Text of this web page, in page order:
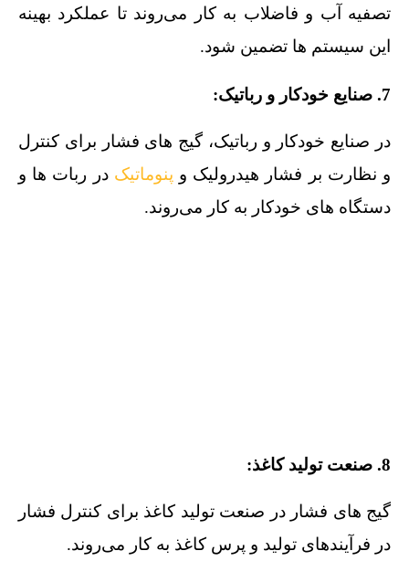
تصفیه آب و فاضلاب به کار می‌روند تا عملکرد بهینه
این سیستم‌ ها تضمین شود.
7. صنایع خودکار و رباتیک:
در صنایع خودکار و رباتیک، گیج‌ های فشار برای کنترل
و نظارت بر فشار هیدرولیک و پنوماتیک در ربات‌ ها و
دستگاه‌ های خودکار به کار می‌روند.
8. صنعت تولید کاغذ:
گیج‌ های فشار در صنعت تولید کاغذ برای کنترل فشار
در فرآیندهای تولید و پرس کاغذ به کار می‌روند.